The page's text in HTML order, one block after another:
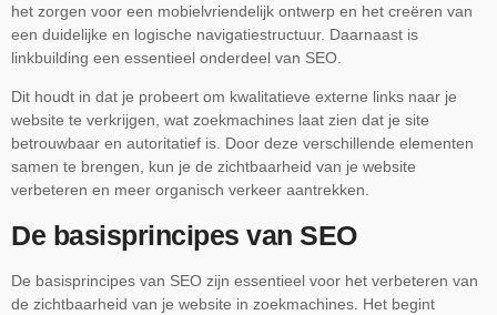
het zorgen voor een mobielvriendelijk ontwerp en het creëren van
een duidelijke en logische navigatiestructuur. Daarnaast is
linkbuilding een essentieel onderdeel van SEO.
Dit houdt in dat je probeert om kwalitatieve externe links naar je
website te verkrijgen, wat zoekmachines laat zien dat je site
betrouwbaar en autoritatief is. Door deze verschillende elementen
samen te brengen, kun je de zichtbaarheid van je website
verbeteren en meer organisch verkeer aantrekken.
De basisprincipes van SEO
De basisprincipes van SEO zijn essentieel voor het verbeteren van
de zichtbaarheid van je website in zoekmachines. Het begint